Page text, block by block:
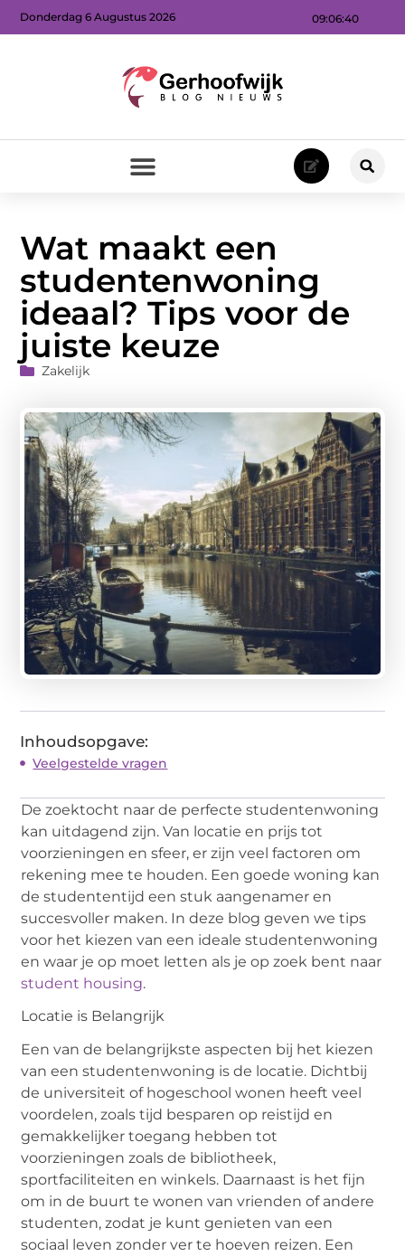
09:06:41
Donderdag 6 Augustus 2026
Wat maakt een
studentenwoning
ideaal? Tips voor de
juiste keuze
Zakelijk
Inhoudsopgave:
Veelgestelde vragen
De zoektocht naar de perfecte studentenwoning
kan uitdagend zijn. Van locatie en prijs tot
voorzieningen en sfeer, er zijn veel factoren om
rekening mee te houden. Een goede woning kan
de studententijd een stuk aangenamer en
succesvoller maken. In deze blog geven we tips
voor het kiezen van een ideale studentenwoning
en waar je op moet letten als je op zoek bent naar
student housing.
Locatie is Belangrijk
Een van de belangrijkste aspecten bij het kiezen
van een studentenwoning is de locatie. Dichtbij
de universiteit of hogeschool wonen heeft veel
voordelen, zoals tijd besparen op reistijd en
gemakkelijker toegang hebben tot
voorzieningen zoals de bibliotheek,
sportfaciliteiten en winkels. Daarnaast is het fijn
om in de buurt te wonen van vrienden of andere
studenten, zodat je kunt genieten van een
sociaal leven zonder ver te hoeven reizen. Een